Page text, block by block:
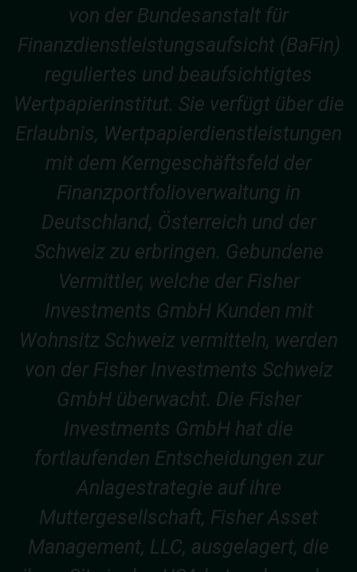
von der Bundesanstalt für
Finanzdienstleistungsaufsicht (BaFin)
reguliertes und beaufsichtigtes
Wertpapierinstitut. Sie verfügt über die
Erlaubnis, Wertpapierdienstleistungen
mit dem Kerngeschäftsfeld der
Finanzportfolioverwaltung in
Deutschland, Österreich und der
Schweiz zu erbringen. Gebundene
Vermittler, welche der Fisher
Investments GmbH Kunden mit
Wohnsitz Schweiz vermitteln, werden
von der Fisher Investments Schweiz
GmbH überwacht. Die Fisher
Investments GmbH hat die
fortlaufenden Entscheidungen zur
Anlagestrategie auf ihre
Muttergesellschaft, Fisher Asset
Management, LLC, ausgelagert, die